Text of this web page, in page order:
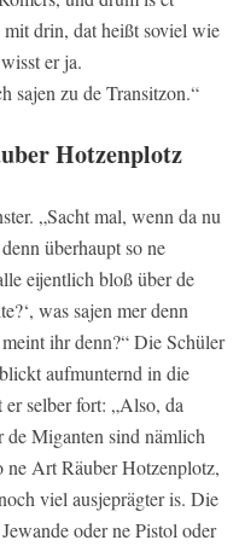
drin, dat heißt soviel wie
er ja.
sajen zu de Transitzon.“
Hotzenplotz
„Sacht mal, wenn da nu
überhaupt so ne
eijentlich bloß über de
was sajen mer denn
ihr denn?“ Die Schüler
aufmunternd in die
selber fort: „Also, da
de Miganten sind nämlich
ne Art Räuber Hotzenplotz,
viel ausjeprägter is. Die
oder ne Pistol oder